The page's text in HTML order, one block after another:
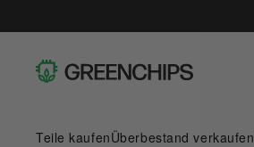
Teile kaufenÜberbestand verkaufen